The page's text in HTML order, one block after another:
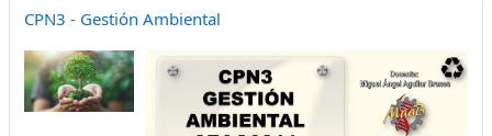
CPN3 - Gestión Ambiental